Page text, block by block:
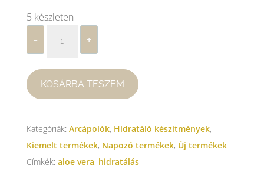
5 készleten
-
50+
mennyiség
+
KOSÁRBA TESZEM
Kategóriák: Arcápolók, Hidratáló készítmények,
Kiemelt termékek, Napozó termékek, Új termékek
Címkék: aloe vera, hidratálás